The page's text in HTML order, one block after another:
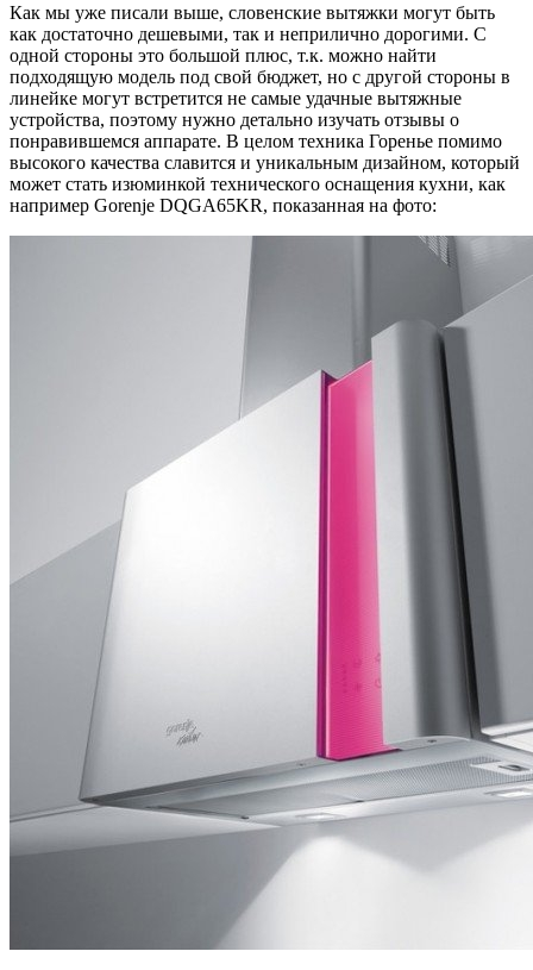
Как мы уже писали выше, словенские вытяжки могут быть
как достаточно дешевыми, так и неприлично дорогими. С
одной стороны это большой плюс, т.к. можно найти
подходящую модель под свой бюджет, но с другой стороны в
линейке могут встретится не самые удачные вытяжные
устройства, поэтому нужно детально изучать отзывы о
понравившемся аппарате. В целом техника Горенье помимо
высокого качества славится и уникальным дизайном, который
может стать изюминкой технического оснащения кухни, как
например Gorenje DQGA65KR, показанная на фото: